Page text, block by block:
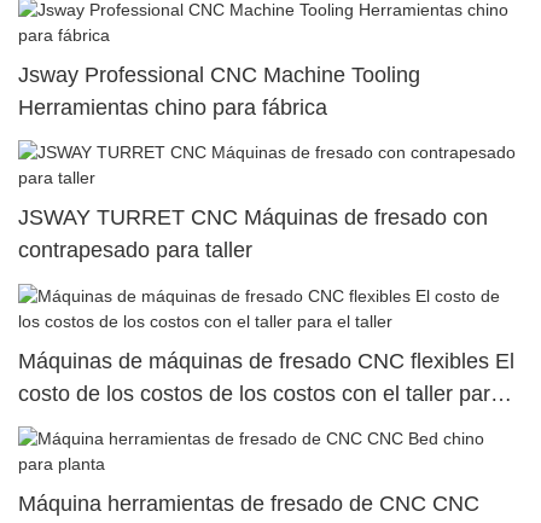
Jsway Professional CNC Machine Tooling
Herramientas chino para fábrica
JSWAY TURRET CNC Máquinas de fresado con
contrapesado para taller
Máquinas de máquinas de fresado CNC flexibles El
costo de los costos de los costos con el taller para
el taller
Máquina herramientas de fresado de CNC CNC